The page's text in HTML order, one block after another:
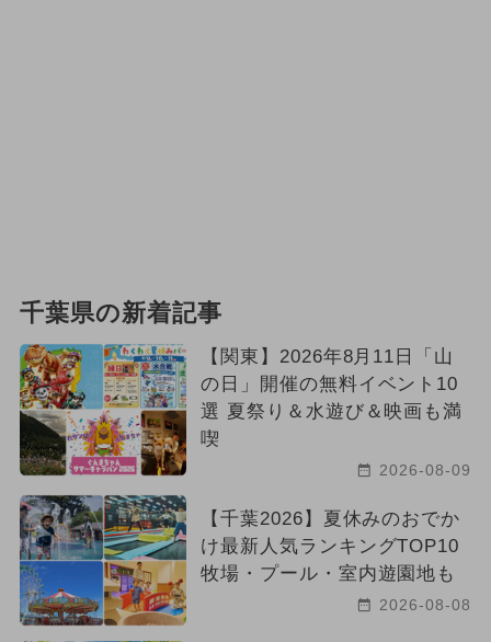
千葉県の新着記事
【関東】2026年8月11日「山
の日」開催の無料イベント10
選 夏祭り＆水遊び＆映画も満
喫
2026-08-09
【千葉2026】夏休みのおでか
け最新人気ランキングTOP10
牧場・プール・室内遊園地も
2026-08-08